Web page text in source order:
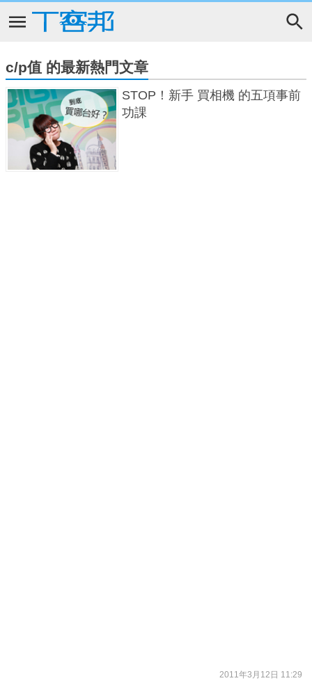
c/p值 的最新熱門文章
STOP！新手 買相機 的五項事前
功課
2011年3月12日 11:29